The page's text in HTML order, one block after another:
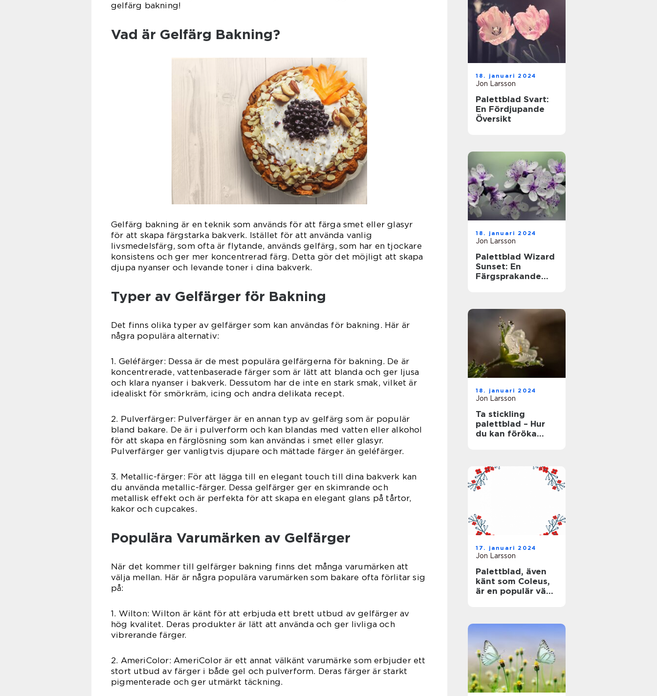
gelfärg bakning!
Vad är Gelfärg Bakning?
Gelfärg bakning är en teknik som används för att färga smet eller glasyr
för att skapa färgstarka bakverk. Istället för att använda vanlig
livsmedelsfärg, som ofta är flytande, används gelfärg, som har en tjockare
konsistens och ger mer koncentrerad färg. Detta gör det möjligt att skapa
djupa nyanser och levande toner i dina bakverk.
Typer av Gelfärger för Bakning
Det finns olika typer av gelfärger som kan användas för bakning. Här är
några populära alternativ:
1. Geléfärger: Dessa är de mest populära gelfärgerna för bakning. De är
koncentrerade, vattenbaserade färger som är lätt att blanda och ger ljusa
och klara nyanser i bakverk. Dessutom har de inte en stark smak, vilket är
idealiskt för smörkräm, icing och andra delikata recept.
2. Pulverfärger: Pulverfärger är en annan typ av gelfärg som är populär
bland bakare. De är i pulverform och kan blandas med vatten eller alkohol
för att skapa en färglösning som kan användas i smet eller glasyr.
Pulverfärger ger vanligtvis djupare och mättade färger än geléfärger.
3. Metallic-färger: För att lägga till en elegant touch till dina bakverk kan
du använda metallic-färger. Dessa gelfärger ger en skimrande och
metallisk effekt och är perfekta för att skapa en elegant glans på tårtor,
kakor och cupcakes.
Populära Varumärken av Gelfärger
När det kommer till gelfärger bakning finns det många varumärken att
välja mellan. Här är några populära varumärken som bakare ofta förlitar sig
på:
1. Wilton: Wilton är känt för att erbjuda ett brett utbud av gelfärger av
hög kvalitet. Deras produkter är lätt att använda och ger livliga och
vibrerande färger.
2. AmeriColor: AmeriColor är ett annat välkänt varumärke som erbjuder ett
stort utbud av färger i både gel och pulverform. Deras färger är starkt
pigmenterade och ger utmärkt täckning.
18. januari 2024
Jon Larsson
Palettblad Svart:
En Fördjupande
Översikt
18. januari 2024
Jon Larsson
Palettblad Wizard
Sunset: En
Färgsprakande
18. januari 2024
Jon Larsson
Ta stickling
palettblad – Hur
du kan föröka
17. januari 2024
Jon Larsson
Palettblad, även
känt som Coleus,
är en populär växt